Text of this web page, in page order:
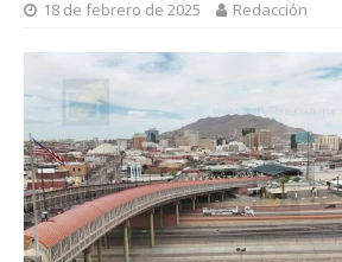
18 de febrero de 2025 Redacción